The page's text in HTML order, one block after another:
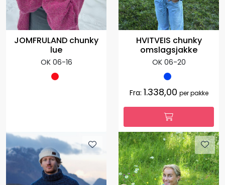
JOMFRULAND chunky
lue
OK 06-16
HVITVEIS chunky
omslagsjakke
OK 06-20
Fra: 1.338,00 per pakke